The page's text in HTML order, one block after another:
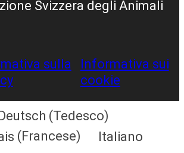
Svizzera degli Animali
sulla
Informativa sui
cookie
Deutsch (Tedesco)
( Francese) Italiano